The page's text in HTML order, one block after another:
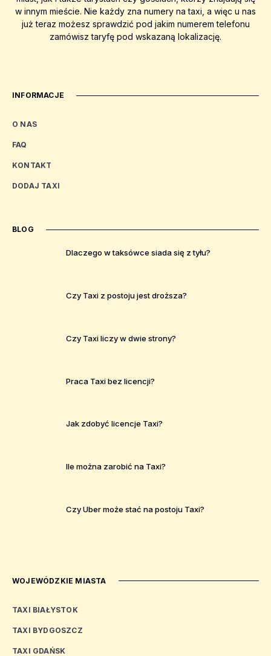
w innym mieście. Nie każdy zna numery na taxi, a więc u nas
już teraz możesz sprawdzić pod jakim numerem telefonu
zamówisz taryfę pod wskazaną lokalizację.
INFORMACJE
O NAS
FAQ
KONTAKT
DODAJ TAXI
BLOG
Dlaczego w taksówce siada się z tyłu?
Czy Taxi z postoju jest droższa?
Czy Taxi liczy w dwie strony?
Praca Taxi bez licencji?
Jak zdobyć licencje Taxi?
Ile można zarobić na Taxi?
Czy Uber może stać na postoju Taxi?
WOJEWÓDZKIE MIASTA
TAXI BIAŁYSTOK
TAXI BYDGOSZCZ
TAXI GDAŃSK